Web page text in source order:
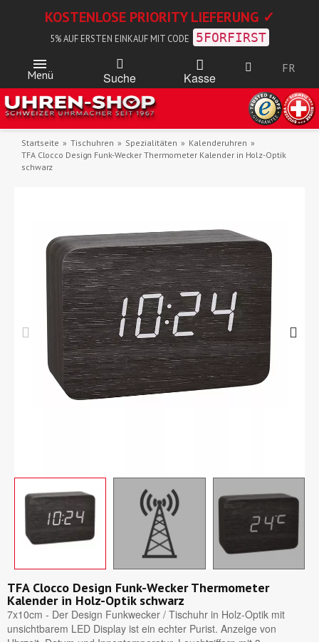
KOSTENLOSE PRIORITY LIEFERUNG ✓
5% AUF ERSTEN EINKAUF MIT CODE 5FORFIRST
Menü Suche Kasse
FR
Startseite Tischuhren Spezialitäten
Kalenderuhren
TFA Clocco Design Funk-Wecker Thermometer Kalender in Holz-Optik
schwarz
TFA Clocco Design Funk-Wecker Thermometer
Kalender in Holz-Optik schwarz
7x10cm - Der Design Funkwecker / Tischuhr in Holz-Optik mit
unsichtbarem LED Display ist ein echter Purist. Anzeige von